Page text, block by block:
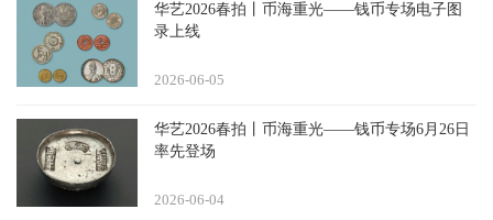
网络拍卖
新闻中心
华艺2026春拍丨币海重光——钱币专场电子图
录上线
05
2026-06
华艺2026春拍丨币海重光——钱币专场6月26日
率先登场
04
2026-06